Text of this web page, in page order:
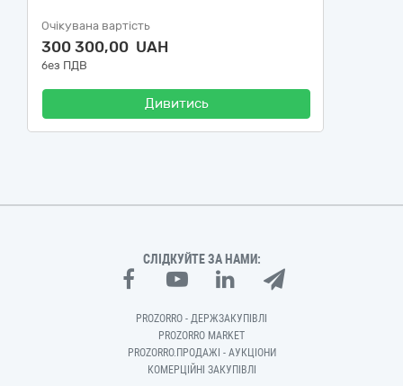
Очікувана вартість
300 300,00 UAH
без ПДВ
Дивитись
СЛІДКУЙТЕ ЗА НАМИ:
PROZORRO - ДЕРЖЗАКУПІВЛІ
PROZORRO MARKET
PROZORRO.ПРОДАЖІ - АУКЦІОНИ
КОМЕРЦІЙНІ ЗАКУПІВЛІ